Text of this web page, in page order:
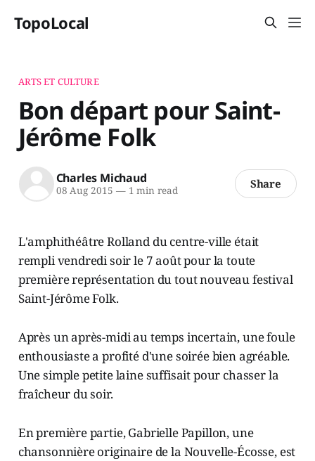
TopoLocal
ARTS ET CULTURE
Bon départ pour Saint-
Jérôme Folk
Charles Michaud
08 Aug 2015 —1 min read Share
L'amphithéâtre Rolland du centre-ville était
rempli vendredi soir le 7 août pour la toute
première représentation du tout nouveau festival
Saint-Jérôme Folk.
Après un après-midi au temps incertain, une foule
enthousiaste a profité d'une soirée bien agréable.
Une simple petite laine suffisait pour chasser la
fraîcheur du soir.
En première partie, Gabrielle Papillon, une
chansonnière originaire de la Nouvelle-Écosse, est